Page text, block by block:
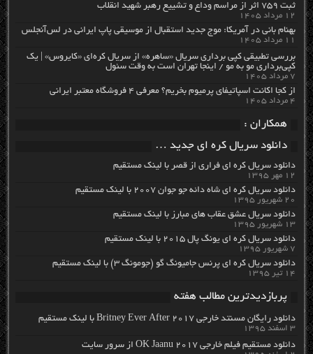
ثبت ۷۵۹ اثر از مراسم وداع و تشییع رهبر شهید انقلاب
۱۲ مرداد ۱۴۰۵
بهنام بانی در آمریکا: موج جدید استقبال از موسیقی پاپ ایرانی در لس‌آنجلس
۱۱ مرداد ۱۴۰۵
بررسی تطبیقی کپی برداری سریال «ساهره» از سریال کره‌ای «کایروس» | یک
کپی‌برداری مو به مو / اینجا تهران است به وقت سئول
۷ مرداد ۱۴۰۵
از کجا اکانت اسپاتیفای پرمیوم بخریم؟ معرفی ۴ فروشگاه معتبر ایرانی
۴ مرداد ۱۴۰۵
همکاران :
دانلود سریال کره ای جدید …
دانلود سریال کره ای فراری از قصر با لینک مستقیم
۱۲ مهر ۱۳۹۵
دانلود سریال کره ای شاه دائه جو جوان ۲۰۰۷ با لینک مستقیم
۲۰ شهریور ۱۳۹۵
دانلود سریال عشق عقاب های مبارز با لینک مستقیم
۱۳ شهریور ۱۳۹۵
دانلود سریال کره ای یونگ پال ۲۰۱۵ با لینک مستقیم
۷ شهریور ۱۳۹۵
دانلود سریال کره ای پرنس جامیونگ گو (جومونگ ۳) با لینک مستقیم
۱۴ تیر ۱۳۹۵
پربازدیدترین مطالب هفته
دانلود رایگان مسنتد خارجی Britney Ever After 2017 با لینک مستقیم
۳ اسفند ۱۳۹۵
دانلود مستقیم فیلم خارجی OK Jaanu 2017 از سرور سایت